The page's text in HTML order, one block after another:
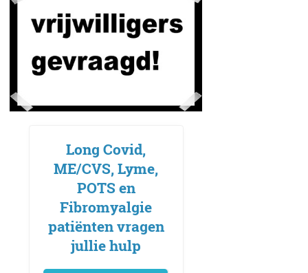
Long Covid,
ME/CVS, Lyme,
POTS en
Fibromyalgie
patiënten vragen
jullie hulp